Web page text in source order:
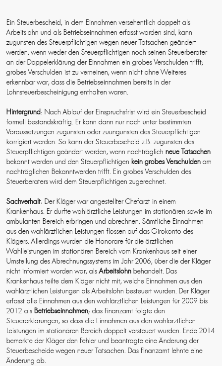
Ein Steuerbescheid, in dem Einnahmen versehentlich doppelt als
Arbeitslohn und als Betriebseinnahmen erfasst worden sind, kann
zugunsten des Steuerpflichtigen wegen neuer Tatsachen geändert
werden, wenn weder den Steuerpflichtigen noch seinen Steuerberater
an der Doppelerklärung der Einnahmen ein grobes Verschulden trifft;
grobes Verschulden ist zu verneinen, wenn nicht ohne Weiteres
erkennbar war, dass die Betriebseinnahmen bereits in der
Lohnsteuerbescheinigung enthalten waren.
Hintergrund: Nach Ablauf der Einspruchsfrist wird ein Steuerbescheid
formell bestandskräftig. Er kann dann nur noch unter bestimmten
Voraussetzungen zugunsten oder zuungunsten des Steuerpflichtigen
korrigiert werden. So kann der Steuerbescheid z.B. zugunsten des
Steuerpflichtigen geändert werden, wenn nachträglichneue Tatsachen
bekannt werden und den Steuerpflichtigen kein grobes Verschulden am
nachträglichen Bekanntwerden trifft. Ein grobes Verschulden des
Steuerberaters wird dem Steuerpflichtigen zugerechnet.
Sachverhalt: Der Kläger war angestellter Chefarzt in einem
Krankenhaus. Er durfte wahlärztliche Leistungen im stationären sowie im
ambulanten Bereich erbringen und abrechnen. Sämtliche Einnahmen
aus den wahlärztlichen Leistungen flossen auf das Girokonto des
Klägers. Allerdings wurden die Honorare für die ärztlichen
Wahlleistungen im stationären Bereich vom Krankenhaus seit einer
Umstellung des Abrechnungssystems im Jahr 2006, über die der Kläger
nicht informiert worden war, alsArbeitslohn behandelt. Das
Krankenhaus teilte dem Kläger nicht mit, welche Einnahmen aus den
wahlärztlichen Leistungen als Arbeitslohn besteuert wurden. Der Kläger
erfasst alle Einnahmen aus den wahlärztlichen Leistungen für 2009 bis
2012 als Betriebseinnahmen; das Finanzamt folgte den
Steuererklärungen, so dass die Einnahmen aus den wahlärztlichen
Leistungen im stationären Bereich doppelt versteuert wurden. Ende 2014
bemerkte der Kläger den Fehler und beantragte eine Änderung der
Steuerbescheide wegen neuer Tatsachen. Das Finanzamt lehnte eine
Änderung ab.